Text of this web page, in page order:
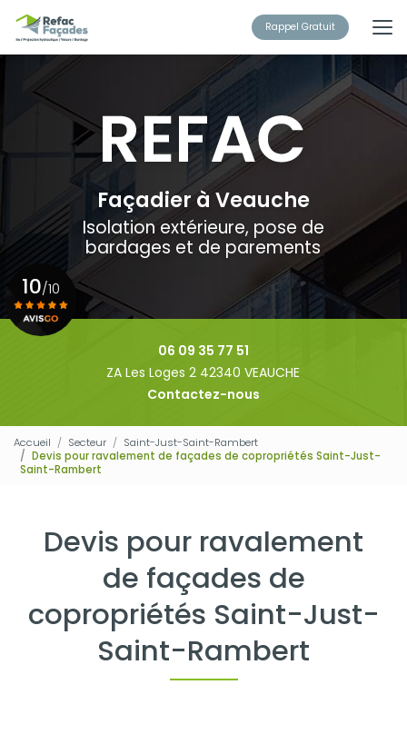
au
contenu
principal
Rappel Gratuit
Façadier à Veauche
Isolation extérieure, pose de
bardages et de parements
06 09 35 77 51
ZA Les Loges 2 42340 VEAUCHE
Contactez-nous
10/10
Accueil Secteur
Saint-Just-Saint-Rambert
Devis pour ravalement de façades de copropriétés Saint-Just-
Saint-Rambert
Devis pour ravalement
de façades de
copropriétés Saint-Just-
Saint-Rambert